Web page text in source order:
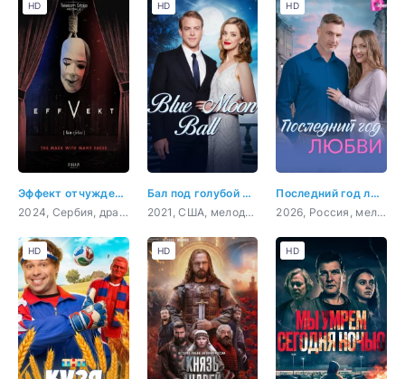
Эффект отчуждения
2024, Сербия, драма
HD
Бал под голубой луной
2021, США, мелодрама
HD
Последний год любви
2026, Россия, мелодрама
HD
HD HD HD